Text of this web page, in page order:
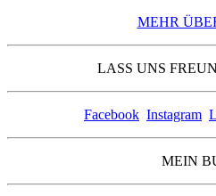
MEHR
LASS UNS
Facebook Instagram
MEIN